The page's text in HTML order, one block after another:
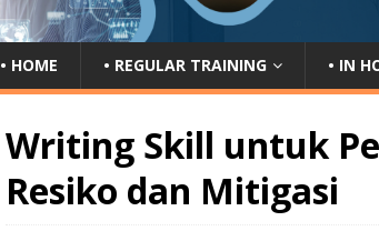
• HOME • REGULAR TRAINING • IN
Writing Skill untuk
Resiko dan Mitigasi